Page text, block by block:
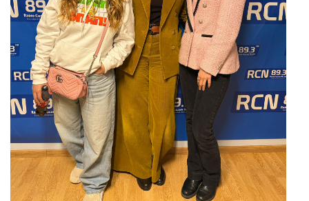
Liens utiles
Shabbat Project
Métropole Nice Côte d'Azur
Ville de Nice
Nice 24
CCAS NICE
Département des Alpes Maritimes